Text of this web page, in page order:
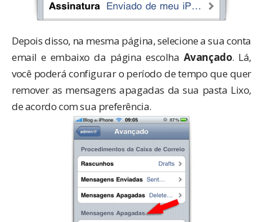
Depois disso, na mesma página, selecione a sua conta
email e embaixo da página escolha Avançado. Lá,
você poderá configurar o período de tempo que quer
remover as mensagens apagadas da sua pasta Lixo,
de acordo com sua preferência.